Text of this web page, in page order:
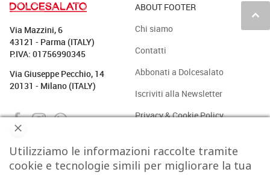
keyboard_arrow_up
Via Mazzini, 6
43121 - Parma (ITALY)
P.IVA: 01756990345
Via Giuseppe Pecchio, 14
20131 - Milano (ITALY)
ABOUT FOOTER
Chi siamo
Contatti
Abbonati a Dolcesalato
Iscriviti alla Newsletter
Privacy & Cookie Policy
PASTICCERIA BAKERY GELATO CAFFÈ & CO.
Utilizziamo le informazioni raccolte tramite
cookie e tecnologie simili per migliorare la tua